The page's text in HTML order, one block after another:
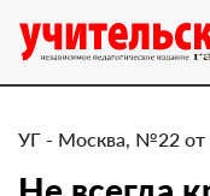
УГ - Москва, №22 от